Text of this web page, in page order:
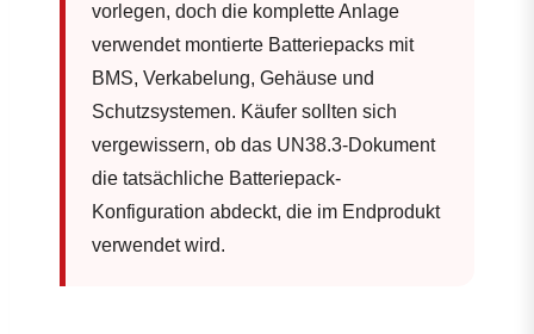
vorlegen, doch die komplette Anlage
verwendet montierte Batteriepacks mit
BMS, Verkabelung, Gehäuse und
Schutzsystemen. Käufer sollten sich
vergewissern, ob das UN38.3-Dokument
die tatsächliche Batteriepack-
Konfiguration abdeckt, die im Endprodukt
verwendet wird.